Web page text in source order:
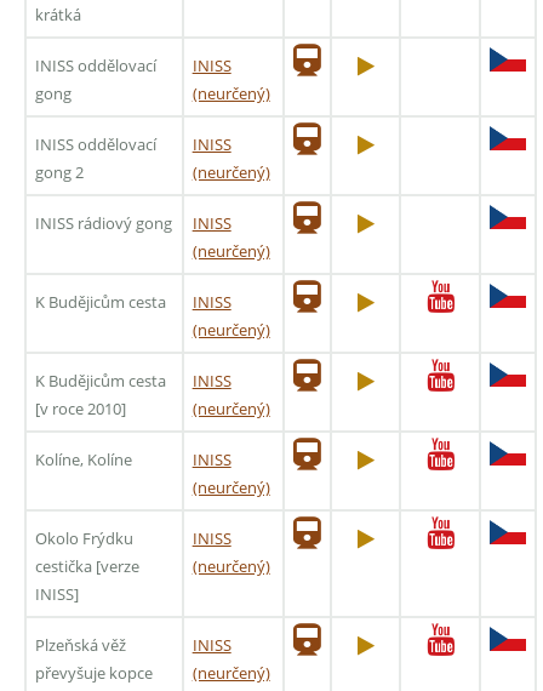
krátká
INISS oddělovací
gong
INISS
(neurčený)
INISS oddělovací
gong 2
INISS
(neurčený)
INISS rádiový gong
INISS
(neurčený)
K Budějicům cesta
INISS
(neurčený)
K Budějicům cesta
[v roce 2010]
INISS
(neurčený)
Kolíne, Kolíne
INISS
(neurčený)
Okolo Frýdku
cestička [verze
INISS]
INISS
(neurčený)
Plzeňská věž
převyšuje kopce
INISS
(neurčený)